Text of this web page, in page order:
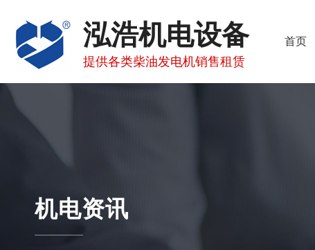
泓浩机电设备
提供各类柴油发电机销售租赁
首页
机电资讯